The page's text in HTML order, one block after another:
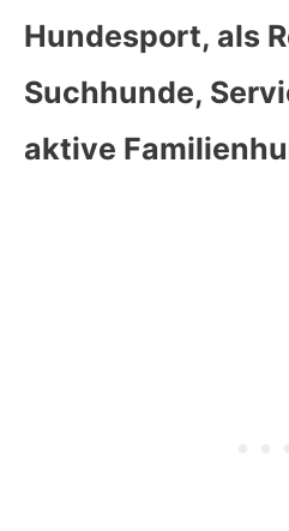
Hundesport, als
Suchhunde,
aktive